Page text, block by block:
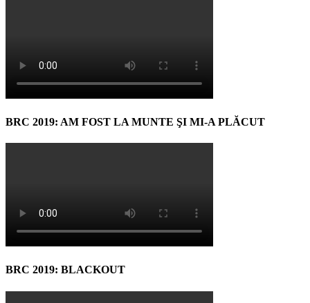
BRC 2019: AM FOST LA MUNTE ŞI MI-A PLĂCUT
BRC 2019: BLACKOUT